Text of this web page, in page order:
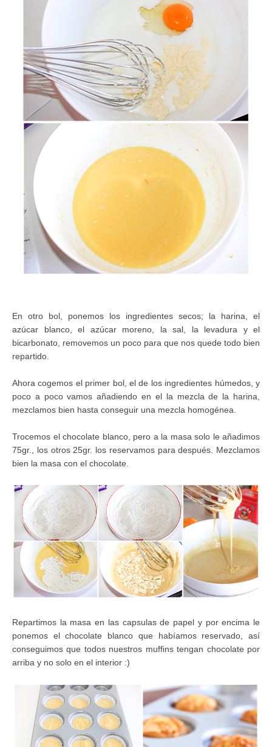
En otro bol, ponemos los ingredientes secos; la harina, el
azúcar blanco, el azúcar moreno, la sal, la levadura y el
bicarbonato, removemos un poco para que nos quede todo bien
repartido.
Ahora cogemos el primer bol, el de los ingredientes húmedos, y
poco a poco vamos añadiendo en el la mezcla de la harina,
mezclamos bien hasta conseguir una mezcla homogénea.
Trocemos el chocolate blanco, pero a la masa solo le añadimos
75gr., los otros 25gr. los reservamos para después. Mezclamos
bien la masa con el chocolate.
Repartimos la masa en las capsulas de papel y por encima le
ponemos el chocolate blanco que habíamos reservado, así
conseguimos que todos nuestros muffins tengan chocolate por
arriba y no solo en el interior :)